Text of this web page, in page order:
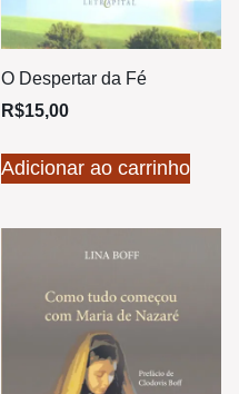
O Despertar da Fé
R$15,00
Adicionar ao carrinho